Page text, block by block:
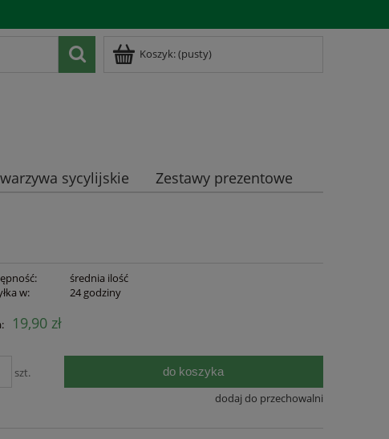
Koszyk:(pusty)
sycylijskie
Zestawy prezentowe
średnia ilość
w:
24 godziny
19,90 zł
szt. do koszyka
dodaj do przechowalni